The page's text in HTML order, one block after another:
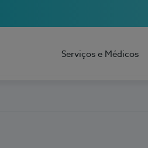
Serviços e Médicos